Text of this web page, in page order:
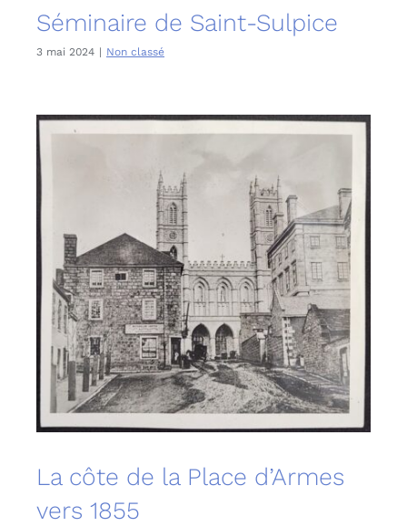
Séminaire de Saint-Sulpice
3 mai 2024 | Non classé
La côte de la Place d’Armes
vers 1855